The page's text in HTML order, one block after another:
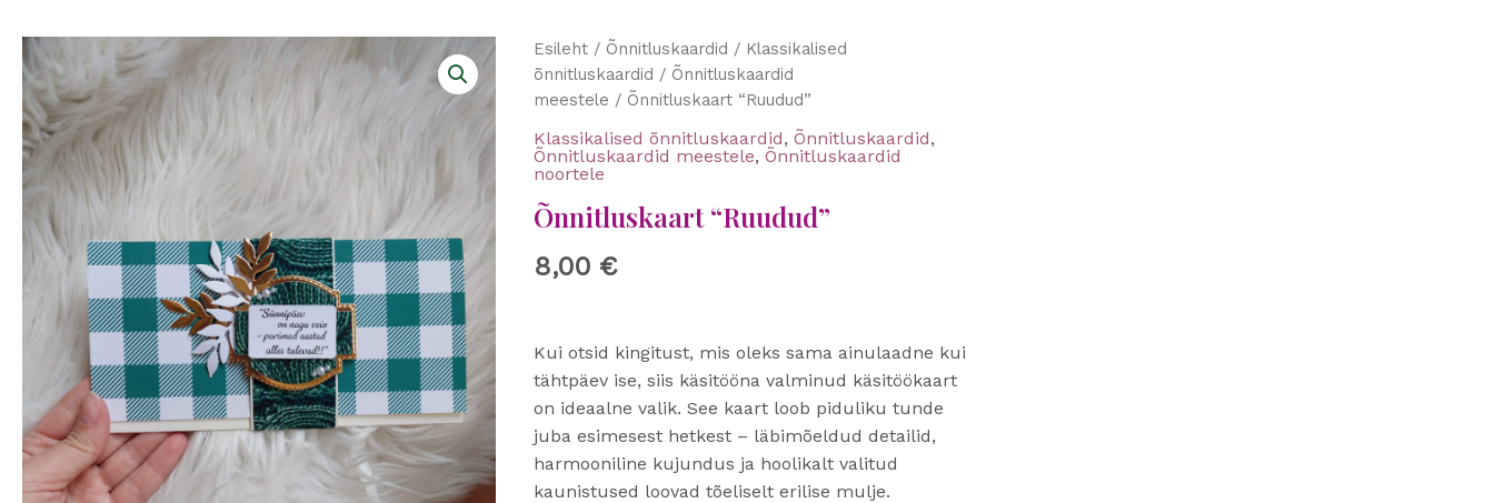
Esileht/ Õnnitluskaardid / Klassikalised
õnnitluskaardid / Õnnitluskaardid
meestele / Õnnitluskaart “Ruudud”
Klassikalised õnnitluskaardid, Õnnitluskaardid,
Õnnitluskaardid meestele, Õnnitluskaardid
noortele
Õnnitluskaart “Ruudud”
8,00 €
Kui otsid kingitust, mis oleks sama ainulaadne kui
tähtpäev ise, siis käsitööna valminud käsitöökaart
on ideaalne valik. See kaart loob piduliku tunde
juba esimesest hetkest – läbimõeldud detailid,
harmooniline kujundus ja hoolikalt valitud
kaunistused loovad tõeliselt erilise mulje.
Õnnitluskaart
"Ruudud"